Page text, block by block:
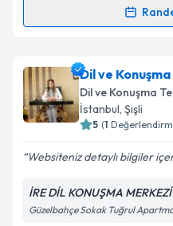
Takvim
takvim
E-posta Adresiniz
Kişisel verilerimin
Metni'ni okudum
kapsamda
Dil ve
Dil ve Konuşma
İstanbul, Şişli
5 (1
Websiteniz detaylı bilgiler
İRE DİL KONUŞMA MERKEZİ
Güzelbahçe Sokak Tuğrul